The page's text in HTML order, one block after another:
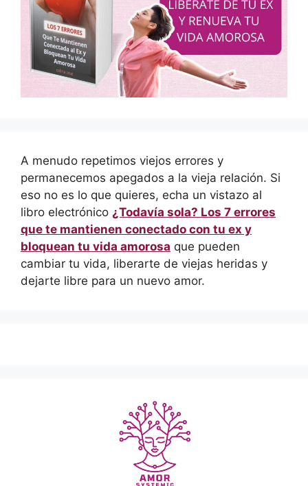
A menudo repetimos viejos errores y
permanecemos apegados a la vieja relación. Si
eso no es lo que quieres, echa un vistazo al
libro electrónico ¿Todavía sola? Los 7 errores
que te mantienen conectado con tu ex y
bloquean tu vida amorosa que pueden
cambiar tu vida, liberarte de viejas heridas y
dejarte libre para un nuevo amor.